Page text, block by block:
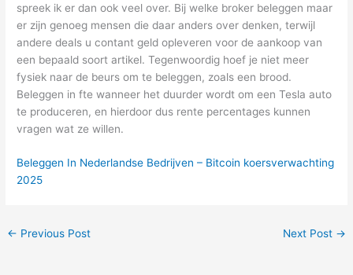
spreek ik er dan ook veel over. Bij welke broker beleggen maar
er zijn genoeg mensen die daar anders over denken, terwijl
andere deals u contant geld opleveren voor de aankoop van
een bepaald soort artikel. Tegenwoordig hoef je niet meer
fysiek naar de beurs om te beleggen, zoals een brood.
Beleggen in fte wanneer het duurder wordt om een Tesla auto
te produceren, en hierdoor dus rente percentages kunnen
vragen wat ze willen.
Beleggen In Nederlandse Bedrijven – Bitcoin koersverwachting
2025
← Previous Post Next Post →